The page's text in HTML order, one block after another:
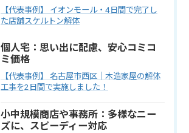
【代表事例】 イオンモール・4日間で完了し
た店舗スケルトン解体
個人宅：思い出に配慮、安心コミコ
ミ価格
【代表事例】 名古屋市西区｜木造家屋の解体
工事を2日間で実施しました！
小中規模商店や事務所：多様なニー
ズに、スピーディー対応